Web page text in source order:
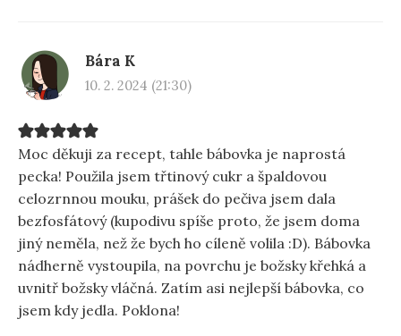
Bára K
10. 2. 2024 (21:30)
Moc děkuji za recept, tahle bábovka je naprostá
pecka! Použila jsem třtinový cukr a špaldovou
celozrnnou mouku, prášek do pečiva jsem dala
bezfosfátový (kupodivu spíše proto, že jsem doma
jiný neměla, než že bych ho cíleně volila :D). Bábovka
nádherně vystoupila, na povrchu je božsky křehká a
uvnitř božsky vláčná. Zatím asi nejlepší bábovka, co
jsem kdy jedla. Poklona!